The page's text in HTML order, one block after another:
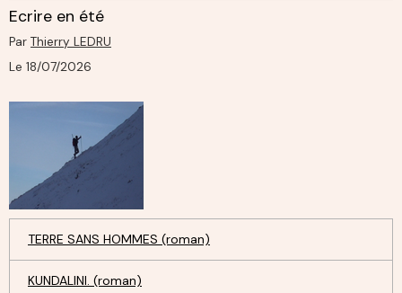
Ecrire en été
Par Thierry LEDRU
Le 18/07/2026
TERRE SANS HOMMES (roman)
KUNDALINI. (roman)